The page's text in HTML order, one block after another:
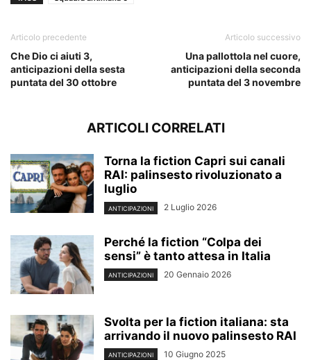
Articolo precedente
Che Dio ci aiuti 3,
anticipazioni della sesta
puntata del 30 ottobre
Articolo successivo
Una pallottola nel cuore,
anticipazioni della seconda
puntata del 3 novembre
ARTICOLI CORRELATI
Torna la fiction Capri sui canali
RAI: palinsesto rivoluzionato a
luglio
ANTICIPAZIONI 2 Luglio 2026
Perché la fiction “Colpa dei
sensi” è tanto attesa in Italia
ANTICIPAZIONI 20 Gennaio 2026
Svolta per la fiction italiana: sta
arrivando il nuovo palinsesto RAI
ANTICIPAZIONI 10 Giugno 2025